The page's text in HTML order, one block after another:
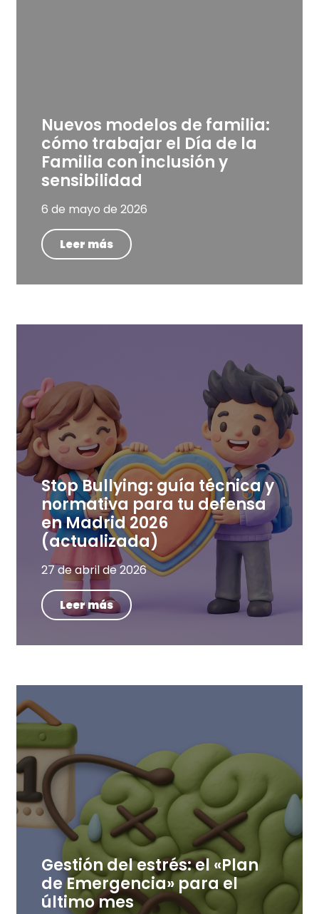
Nuevos modelos de familia:
cómo trabajar el Día de la
Familia con inclusión y
sensibilidad
6 de mayo de 2026
Leer más
Stop Bullying: guía técnica y
normativa para tu defensa
en Madrid 2026
(actualizada)
27 de abril de 2026
Leer más
Gestión del estrés: el «Plan
de Emergencia» para el
último mes